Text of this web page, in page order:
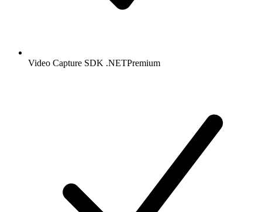
Video Capture SDK .NETPremium